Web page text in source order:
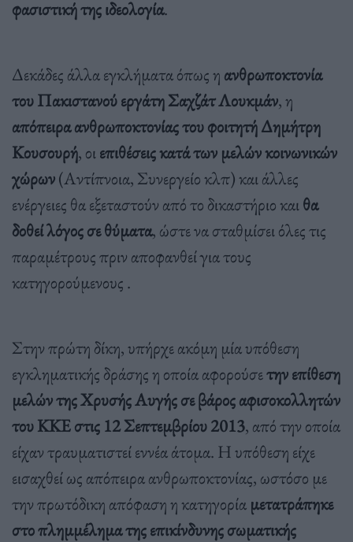
φασιστική της ιδεολογία.
Δεκάδες άλλα εγκλήματα όπως η ανθρωποκτονία
του Πακιστανού εργάτη Σαχζάτ Λουκμάν, η
απόπειρα ανθρωποκτονίας του φοιτητή Δημήτρη
Κουσουρή, οιεπιθέσεις κατά των μελών κοινωνικών
χώρων(Αντίπνοια, Συνεργείο κλπ) και άλλες
ενέργειες θα εξεταστούν από το δικαστήριο καιθα
δοθεί λόγος σε θύματα, ώστε να σταθμίσει όλες τις
παραμέτρους πριν αποφανθεί για τους
κατηγορούμενους .
Στην πρώτη δίκη, υπήρχε ακόμη μία υπόθεση
εγκληματικής δράσης η οποία αφορούσετην επίθεση
μελών της Χρυσής Αυγής σε βάρος αφισοκολλητών
του ΚΚΕ στις 12 Σεπτεμβρίου 2013, από την οποία
είχαν τραυματιστεί εννέα άτομα. Η υπόθεση είχε
εισαχθεί ως απόπειρα ανθρωποκτονίας, ωστόσο με
την πρωτόδικη απόφαση η κατηγορία μετατράπηκε
στο πλημμέλημα της επικίνδυνης σωματικής